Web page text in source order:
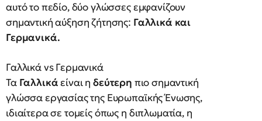
αυτό το πεδίο, δύο γλώσσες εμφανίζουν
σημαντική αύξηση ζήτησης: Γαλλικά και
Γερμανικά.
Γαλλικά vs Γερμανικά
Τα Γαλλικάείναι η δεύτερη πιο σημαντική
γλώσσα εργασίας της Ευρωπαϊκής Ένωσης,
ιδιαίτερα σε τομείς όπως η διπλωματία, η